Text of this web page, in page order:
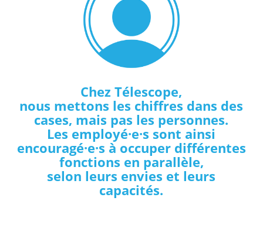
Chez Télescope,
nous mettons les chiffres dans des
cases, mais pas les personnes.
Les employé·e·s sont ainsi
encouragé·e·s à occuper différentes
fonctions en parallèle,
selon leurs envies et leurs
capacités.